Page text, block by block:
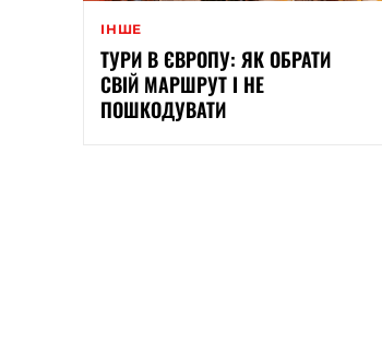
ІНШЕ
ТУРИ В ЄВРОПУ: ЯК ОБРАТИ
СВІЙ МАРШРУТ І НЕ
ПОШКОДУВАТИ